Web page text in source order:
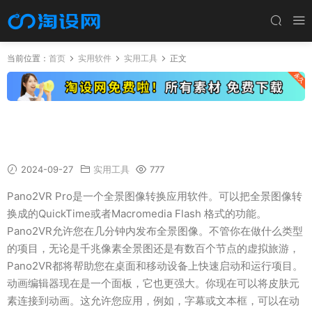
当前位置： 首页 实用软件 实用工具 正文
2024-09-27 实用工具 777
Pano2VR Pro是一个全景图像转换应用软件。可以把全景图像转
换成的QuickTime或者Macromedia Flash 格式的功能。
Pano2VR允许您在几分钟内发布全景图像。不管你在做什么类型
的项目，无论是千兆像素全景图还是有数百个节点的虚拟旅游，
Pano2VR都将帮助您在桌面和移动设备上快速启动和运行项目。
动画编辑器现在是一个面板，它也更强大。你现在可以将皮肤元
素连接到动画。这允许您应用，例如，字幕或文本框，可以在动